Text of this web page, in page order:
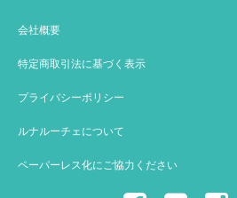
会社概要
特定商取引法に基づく表示
プライバシーポリシー
ルナルーチェについて
ペーパーレス化にご協力ください